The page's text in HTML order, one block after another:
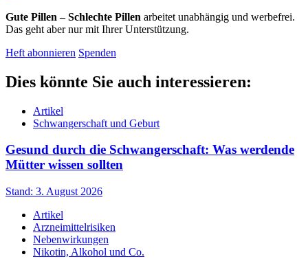
Gute Pillen – Schlechte Pillen arbeitet unabhängig und werbefrei.
Das geht aber nur mit Ihrer Unterstützung.
Heft abonnieren Spenden
Dies könnte Sie auch interessieren:
Artikel
Schwangerschaft und Geburt
Gesund durch die Schwangerschaft: Was werdende
Mütter wissen sollten
Stand: 3. August 2026
Artikel
Arzneimittelrisiken
Nebenwirkungen
Nikotin, Alkohol und Co.